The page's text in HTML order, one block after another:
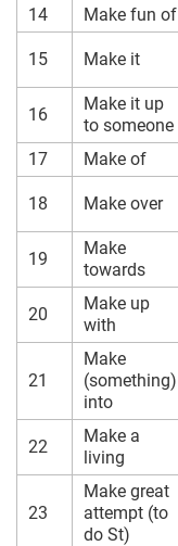
14
Make fun of
15 Make it
16
Make it up
to someone
17 Make of
18 Make over
19
Make
towards
20
Make up
with
21
Make
(something)
into
22
Make a
living
23
Make great
attempt (to
do St)